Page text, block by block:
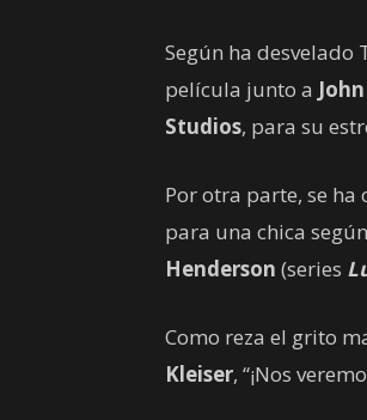
Según ha desvelado
película junto a
Studios, para su
Por otra parte, se
para una chica
Henderson (series
Como reza el grito
Kleiser, “¡Nos